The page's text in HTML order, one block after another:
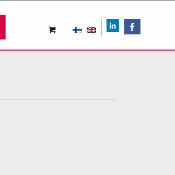
FB
LIn